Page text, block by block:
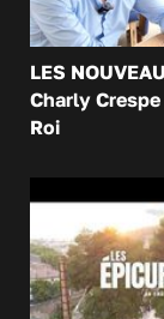
LES
Charly
Roi